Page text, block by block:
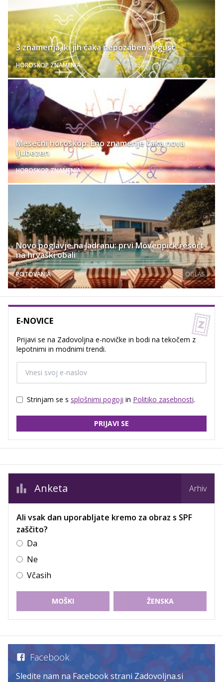
3 znamenja, ki jih čaka nepozaben avgust
HOROSKOP ZNAMENJA
Mesečni horoskop: Eno znamenje čaka nova
ljubezen
HOROSKOP ZNAMENJA
Novo poglavje na Jadranu: prvi Mövenpick resort
na hrvaški obali
POTOVANJA OGLAS
E-NOVICE
Prijavi se na Zadovoljna e-novičke in bodi na tekočem z
lepotnimi in modnimi trendi.
Strinjam se s splošnimi pogoji in Politiko zasebnosti.
PRIJAVI SE
Anketa Arhiv
Ali vsak dan uporabljate kremo za obraz s SPF
zaščito?
Da
Ne
Včasih
MOŠKI ŽENSKA
Facebook
Sledite nam na Facebook strani Zadovoljna.si